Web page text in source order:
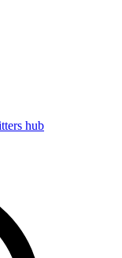
hub